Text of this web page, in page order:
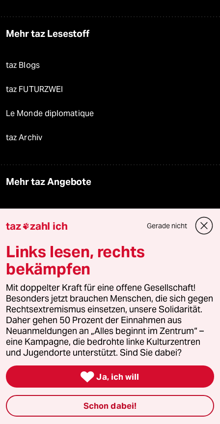
Mehr taz Lesestoff
taz Blogs
taz FUTURZWEI
Le Monde diplomatique
taz Archiv
Mehr taz Angebote
Shop
Anzeigen
Fragen & Hilfe
Feedback
Aboservice
ePaper Login
taz zahl ich Gerade nicht
Links lesen, rechts
bekämpfen
Mit doppelter Kraft für eine offene Gesellschaft!
Besonders jetzt brauchen Menschen, die sich gegen
Rechtsextremismus einsetzen, unsere Solidarität.
Daher gehen 50 Prozent der Einnahmen aus
Neuanmeldungen an „Alles beginnt im Zentrum“ –
eine Kampagne, die bedrohte linke Kulturzentren
und Jugendorte unterstützt. Sind Sie dabei?
 Ja, ich will
Schon dabei!